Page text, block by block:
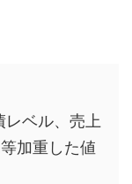
ベル、売上
加重した値